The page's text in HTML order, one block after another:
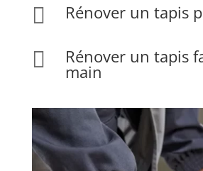
 Rénover un tapis
 Rénover un tapis
main